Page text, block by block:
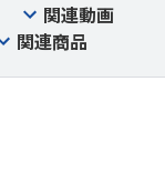
関連動画
関連商品